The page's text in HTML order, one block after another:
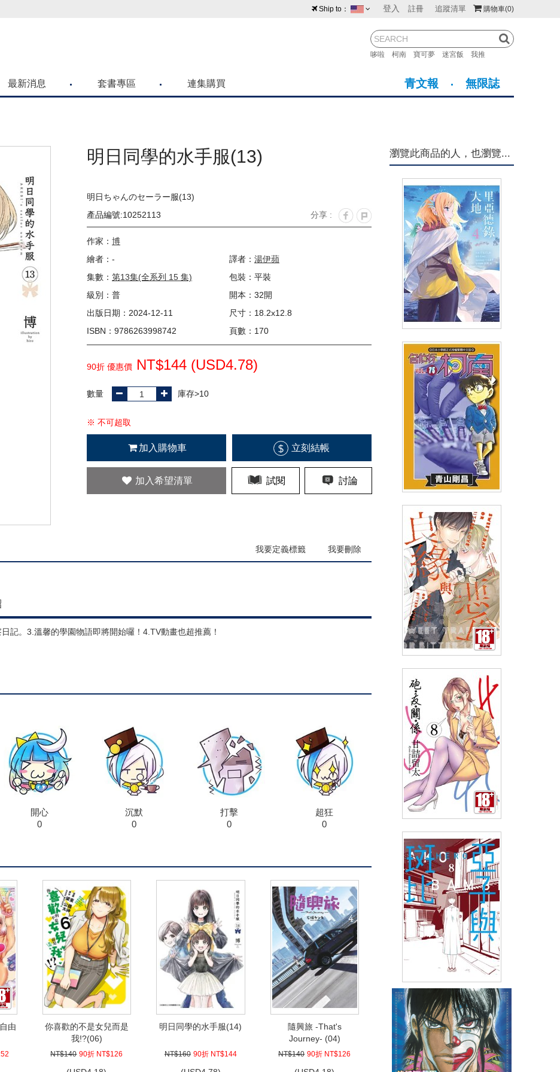
購物車(0)
登入 註冊 追蹤清單
哆啦 柯南 寶可夢 迷宮飯 我推
Ship to：
紐西蘭 馬來西亞
菲律賓
位喜歡青文購物網的朋友們，提高警覺！
最新消息 套書專區 連集購買 青文報 無限誌
明日同學的水手服(13)
明日ちゃんのセーラー服(13)
產品編號:10252113
分享 :
作家： 博
繪者：-
譯者： 湯伊蘋
集數： 第13集(全系列 15 集)
包裝：平裝
級別：普
開本：32開
出版日期：2024-12-11
尺寸：18.2x12.8
ISBN：9786263998742
頁數：170
90折 優惠價 NT$144 (USD4.78)
數量 庫存>10
※ 不可超取
加入購物車 $ 立刻結帳
加入希望清單 試閱 討論
我要定義標籤 我要刪除
記。3.溫馨的學園物語即將開始囉！4.TV動畫也超推薦！
開心
0
沉默
0
打擊
0
超狂
0
由
你喜歡的不是女兒而是
我!?(06)
NT$140 90折 NT$126
明日同學的水手服(14)
NT$160 90折 NT$144
隨興旅 -That's
Journey- (04)
NT$140 90折 NT$126
瀏覽此商品的人，也瀏覽...
里亞德錄大地(04)
NT$140 90折 NT$126 (USD4.18)
名偵探柯南(75)
NT$105 90折 NT$95 (USD3.15)
NT$140 90折 NT$126 (USD4.18)
NT$140 90折 NT$126 USD4.18)
亞子與斑比(08)END
NT$220 90折 NT$198 (USD6.57)